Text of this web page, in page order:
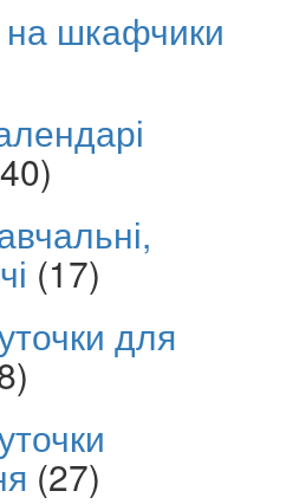
шкафчики
(17)
для
(27)